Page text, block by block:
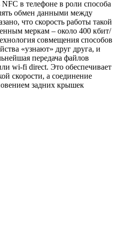
в телефоне в роли способа
обмен данными между
что скорость работы такой
меркам – около 400 кбит/
совмещения способов
«узнают» друг друга, и
передача файлов
wi-fi direct. Это обеспечивает
скорости, а соединение
задних крышек